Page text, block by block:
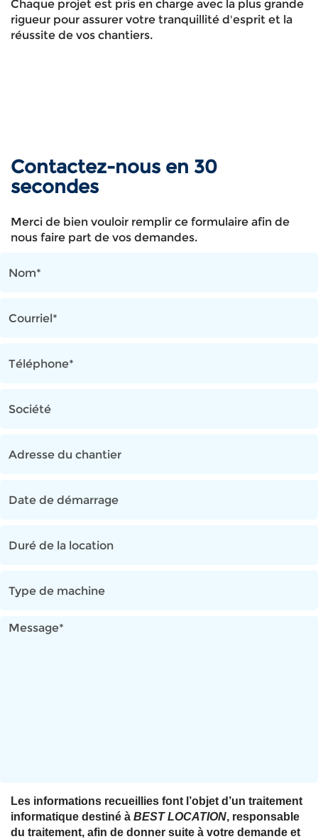
Chaque projet est pris en charge avec la plus grande
rigueur pour assurer votre tranquillité d'esprit et la
réussite de vos chantiers.
Contactez-nous en 30
secondes
Merci de bien vouloir remplir ce formulaire afin de
nous faire part de vos demandes.
Les informations recueillies font l’objet d’un traitement
informatique destiné à BEST LOCATION, responsable
du traitement, afin de donner suite à votre demande et